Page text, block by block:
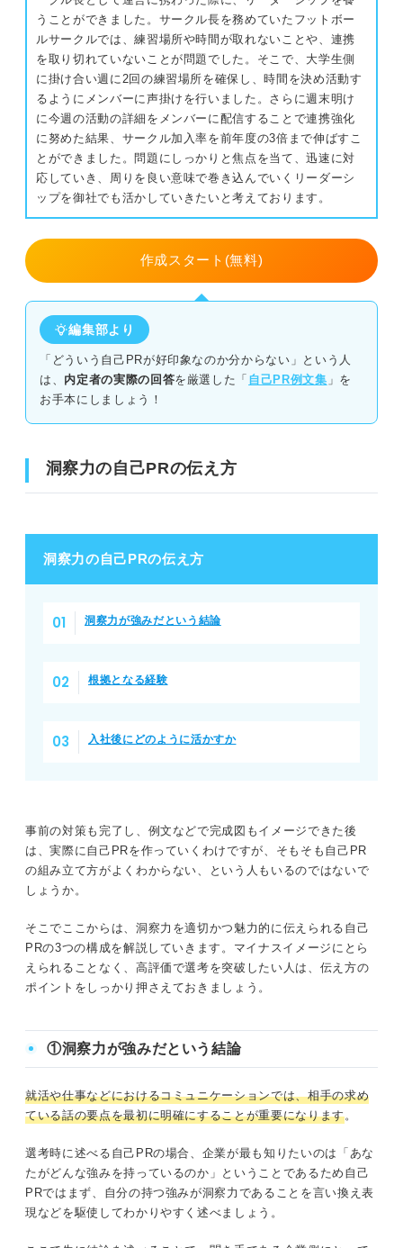
うことができました。サークル長を務めていたフットボー
ルサークルでは、練習場所や時間が取れないことや、連携
を取り切れていないことが問題でした。そこで、大学生側
に掛け合い週に2回の練習場所を確保し、時間を決め活動す
るようにメンバーに声掛けを行いました。さらに週末明け
に今週の活動の詳細をメンバーに配信することで連携強化
に努めた結果、サークル加入率を前年度の3倍まで伸ばすこ
とができました。問題にしっかりと焦点を当て、迅速に対
応していき、周りを良い意味で巻き込んでいくリーダーシ
ップを御社でも活かしていきたいと考えております。
作成スタート(無料)
編集部より
「どういう自己PRが好印象なのか分からない」という人
は、 内定者の実際の回答を厳選した「 自己PR例文集 」を
お手本にしましょう！
洞察力の自己PRの伝え方
洞察力の自己PRの伝え方
洞察力が強みだという 結論
根拠となる経験
入社後にどのように活かすか
事前の対策も完了し、例文などで完成図もイメージできた後
は、実際に自己PRを作っていくわけですが、そもそも自己PR
の組み立て方がよくわからない、という人もいるのではないで
しょうか。
そこでここからは、洞察力を適切かつ魅力的に伝えられる自己
PRの3つの構成を解説していきます。マイナスイメージにとら
えられることなく、高評価で選考を突破したい人は、伝え方の
ポイントをしっかり押さえておきましょう。
①洞察力が強みだという結論
就活や仕事などにおけるコミュニケーションでは、相手の求め
ている話の要点を最初に明確にすることが重要になります。
選考時に述べる自己PRの場合、企業が最も知りたいのは「あな
たがどんな強みを持っているのか」ということであるため自己
PRではまず、自分の持つ強みが洞察力であることを言い換え表
現などを駆使してわかりやすく述べましょう。
洞察力を魅力的に自己PRするコツを駆使して選考突破！